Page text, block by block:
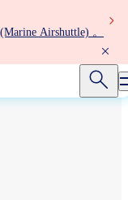
Airshuttle) 。